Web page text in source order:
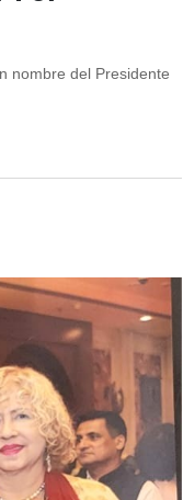
nombre del Presidente